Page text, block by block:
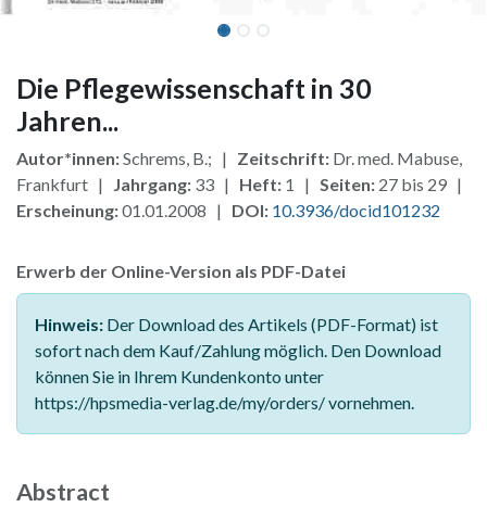
Die Pflegewissenschaft in 30
Jahren...
Autor*innen:Schrems, B.; | Zeitschrift: Dr. med. Mabuse,
Frankfurt |
Jahrgang: 33 | Heft: 1 | Seiten: 27 bis 29 |
Erscheinung:01.01.2008 | DOI: 10.3936/docid101232
Erwerb der Online-Version als PDF-Datei
Hinweis: Der Download des Artikels (PDF-Format) ist
sofort nach dem Kauf/Zahlung möglich. Den Download
können Sie in Ihrem Kundenkonto unter
https://hpsmedia-verlag.de/my/orders/ vornehmen.
Abstract